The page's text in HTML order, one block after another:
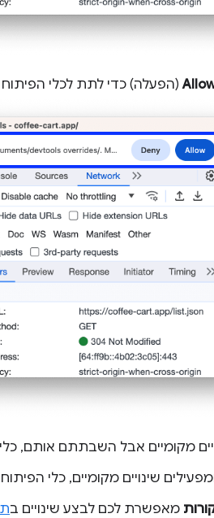
(הפעלה) כדי לתת לכלי
מקומיים אבל השבתתם אותם, כלי
שינויים מקומיים, כלי
מאפשרת לכם לבצע שינויים ב